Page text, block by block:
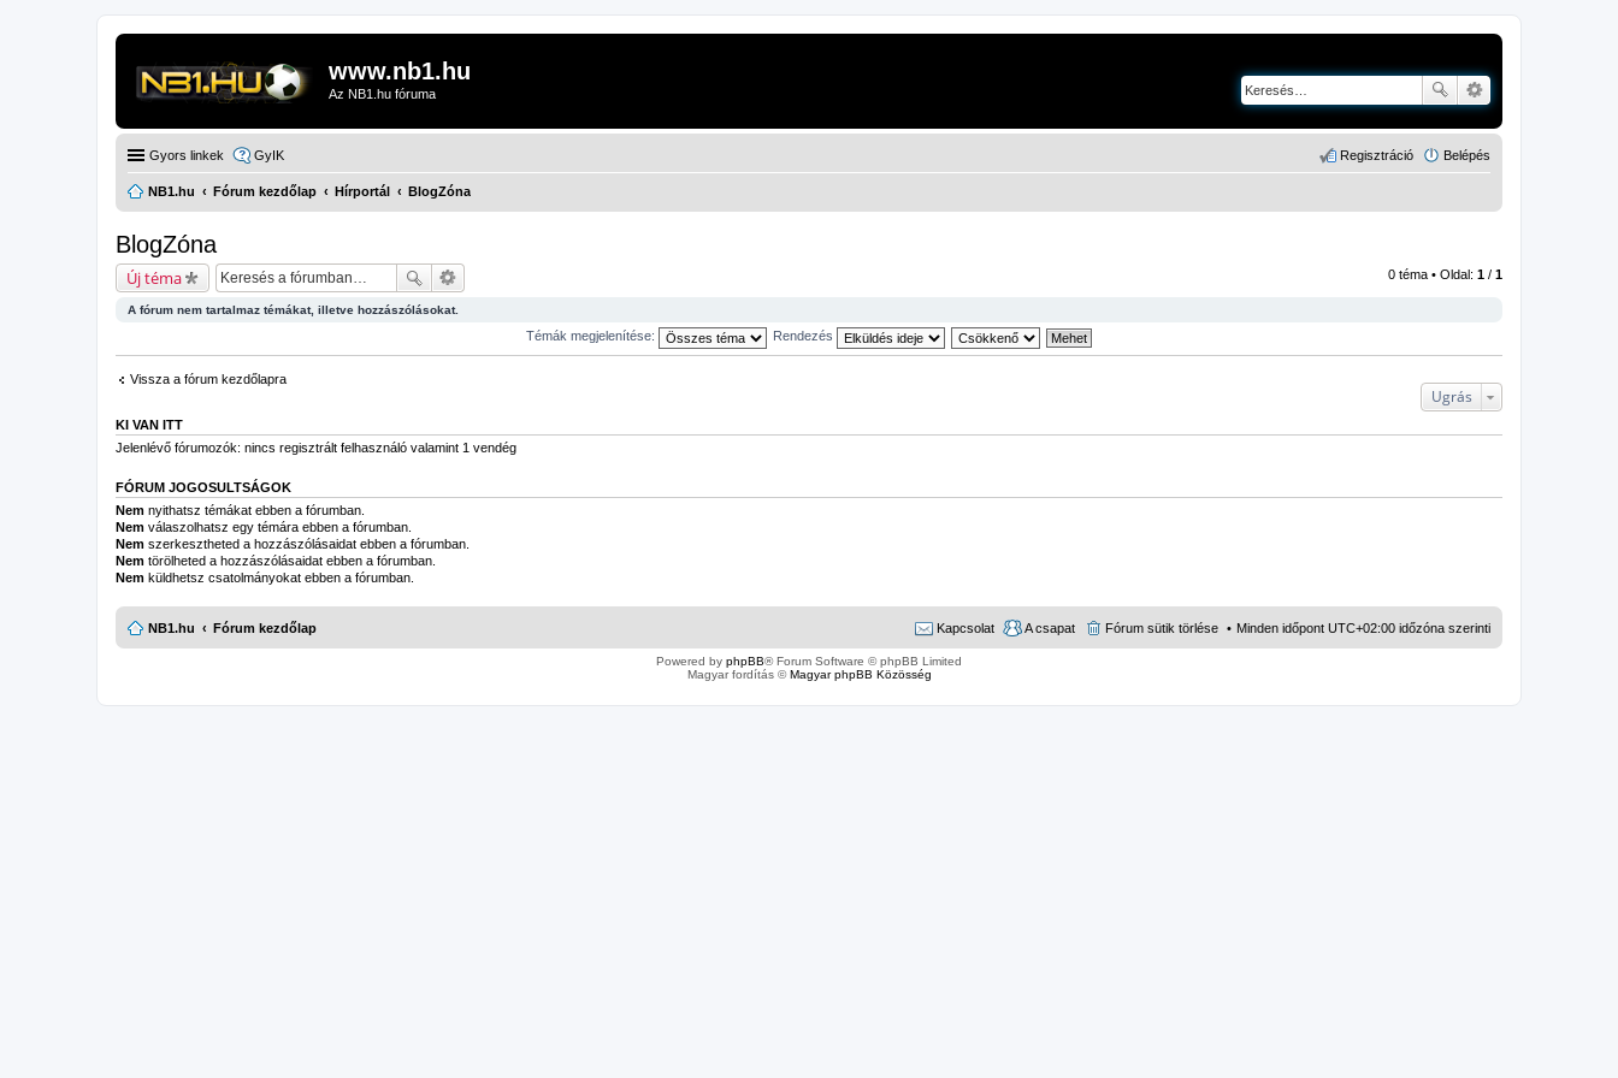
www.nb1.hu
Az NB1.hu fóruma
Gyors linkek GyIK Belépés
Regisztráció
NB1.hu Fórum kezdőlap Hírportál BlogZóna
BlogZóna
Új téma 0 téma • Oldal: 1 / 1
A fórum nem tartalmaz témákat, illetve hozzászólásokat.
Témák megjelenítése: Rendezés
Vissza a fórum kezdőlapra
Ugrás
KI VAN ITT
Jelenlévő fórumozók: nincs regisztrált felhasználó valamint 1 vendég
FÓRUM JOGOSULTSÁGOK
Nem nyithatsz témákat ebben a fórumban.
Nem válaszolhatsz egy témára ebben a fórumban.
Nem szerkesztheted a hozzászólásaidat ebben a fórumban.
Nem törölheted a hozzászólásaidat ebben a fórumban.
Nem küldhetsz csatolmányokat ebben a fórumban.
NB1.hu Fórum kezdőlap Minden időpont UTC+02:00 időzóna szerinti
Fórum sütik törlése
A csapat
Kapcsolat
Powered by phpBB® Forum Software © phpBB Limited
Magyar fordítás ©Magyar phpBB Közösség